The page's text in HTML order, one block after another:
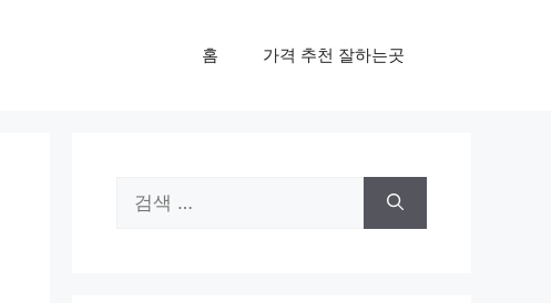
홈 가격 추천 잘하는곳
색: